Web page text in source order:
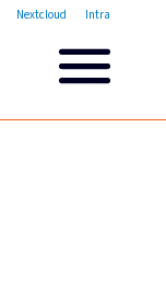
Nextcloud Intra